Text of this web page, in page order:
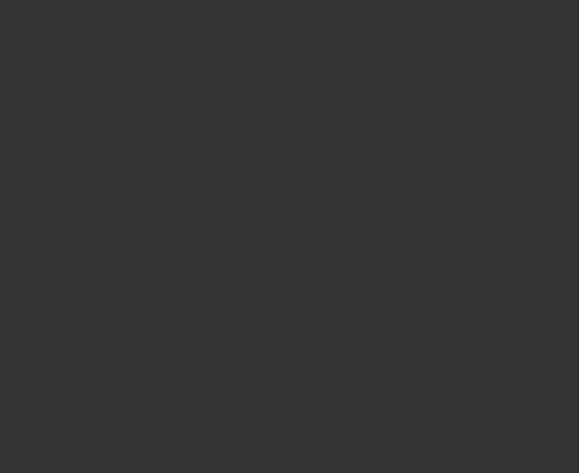
жировой прослойки, поэтому такие тренировки являются
бег, фитнес и др.
целей используются специальные
занятий спортом дома являются так называемые мини-
пространства.
на специальном тренажере рычажного типа, называемым